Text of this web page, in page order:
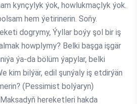
kynçylyk ýok, howlukmaçlyk ýok.
hem ýetirinerin. Soňy.
dogrymy, Ýyllar boýy şol bir iş
howplymy? Belki başga işgär
ýa-da bölüm ýapylar, belki
kim bilýär, edil şunýaly iş etdirýän
(Pessimist bolýaryn)
hereketleri hakda